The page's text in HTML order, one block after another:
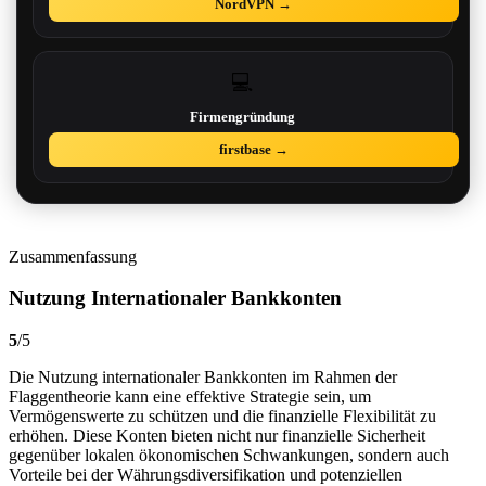
NordVPN →
💻
Firmengründung
firstbase →
Zusammenfassung
Nutzung Internationaler Bankkonten
5/5
Die Nutzung internationaler Bankkonten im Rahmen der
Flaggentheorie kann eine effektive Strategie sein, um
Vermögenswerte zu schützen und die finanzielle Flexibilität zu
erhöhen. Diese Konten bieten nicht nur finanzielle Sicherheit
gegenüber lokalen ökonomischen Schwankungen, sondern auch
Vorteile bei der Währungsdiversifikation und potenziellen